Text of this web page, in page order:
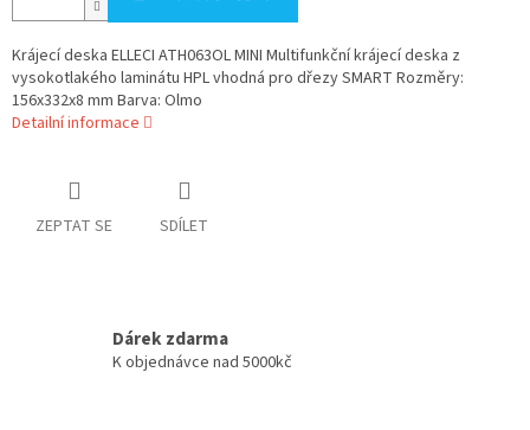
Krájecí deska ELLECI ATH063OL MINI Multifunkční krájecí deska z
vysokotlakého laminátu HPL vhodná pro dřezy SMART Rozměry:
156x332x8 mm Barva: Olmo
Detailní informace
ZEPTAT SE SDÍLET
Dárek zdarma
K objednávce nad 5000kč